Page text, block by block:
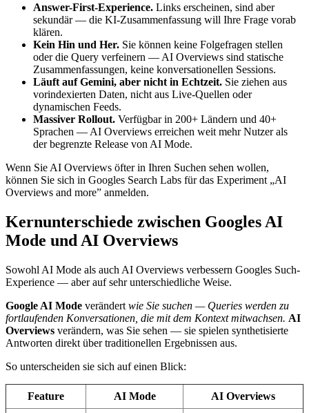
Answer-First-Experience. Links erscheinen, sind aber
sekundär — die KI-Zusammenfassung will Ihre Frage vorab
klären.
Kein Hin und Her. Sie können keine Folgefragen stellen
oder die Query verfeinern — AI Overviews sind statische
Zusammenfassungen, keine konversationellen Sessions.
Läuft auf Gemini, aber nicht in Echtzeit. Sie ziehen aus
vorindexierten Daten, nicht aus Live-Quellen oder
dynamischen Feeds.
Massiver Rollout. Verfügbar in 200+ Ländern und 40+
Sprachen — AI Overviews erreichen weit mehr Nutzer als
der begrenzte Release von AI Mode.
Wenn Sie AI Overviews öfter in Ihren Suchen sehen wollen,
können Sie sich in Googles Search Labs für das Experiment „AI
Overviews and more” anmelden.
Kernunterschiede zwischen Googles AI
Mode und AI Overviews
Sowohl AI Mode als auch AI Overviews verbessern Googles Such-
Experience — aber auf sehr unterschiedliche Weise.
Google AI Mode verändert wie Sie suchen — Queries werden zu
fortlaufenden Konversationen, die mit dem Kontext mitwachsen. AI
Overviews verändern, was Sie sehen — sie spielen synthetisierte
Antworten direkt über traditionellen Ergebnissen aus.
So unterscheiden sie sich auf einen Blick:
Feature AI Mode AI Overviews